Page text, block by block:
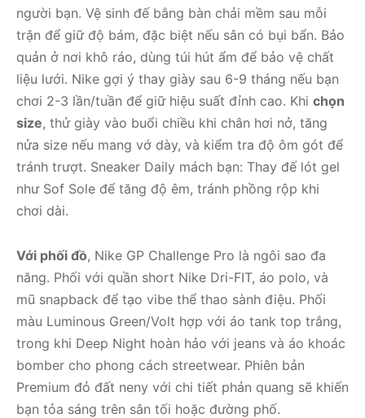
người bạn. Vệ sinh đế bằng bàn chải mềm sau mỗi
trận để giữ độ bám, đặc biệt nếu sân có bụi bẩn. Bảo
quản ở nơi khô ráo, dùng túi hút ẩm để bảo vệ chất
liệu lưới. Nike gợi ý thay giày sau 6-9 tháng nếu bạn
chơi 2-3 lần/tuần để giữ hiệu suất đỉnh cao. Khi chọn
size, thử giày vào buổi chiều khi chân hơi nở, tăng
nửa size nếu mang vớ dày, và kiểm tra độ ôm gót để
tránh trượt. Sneaker Daily mách bạn: Thay đế lót gel
như Sof Sole để tăng độ êm, tránh phồng rộp khi
chơi dài.
Với phối đồ, Nike GP Challenge Pro là ngôi sao đa
năng. Phối với quần short Nike Dri-FIT, áo polo, và
mũ snapback để tạo vibe thể thao sành điệu. Phối
màu Luminous Green/Volt hợp với áo tank top trắng,
trong khi Deep Night hoàn hảo với jeans và áo khoác
bomber cho phong cách streetwear. Phiên bản
Premium đỏ đất neny với chi tiết phản quang sẽ khiến
bạn tỏa sáng trên sân tối hoặc đường phố.